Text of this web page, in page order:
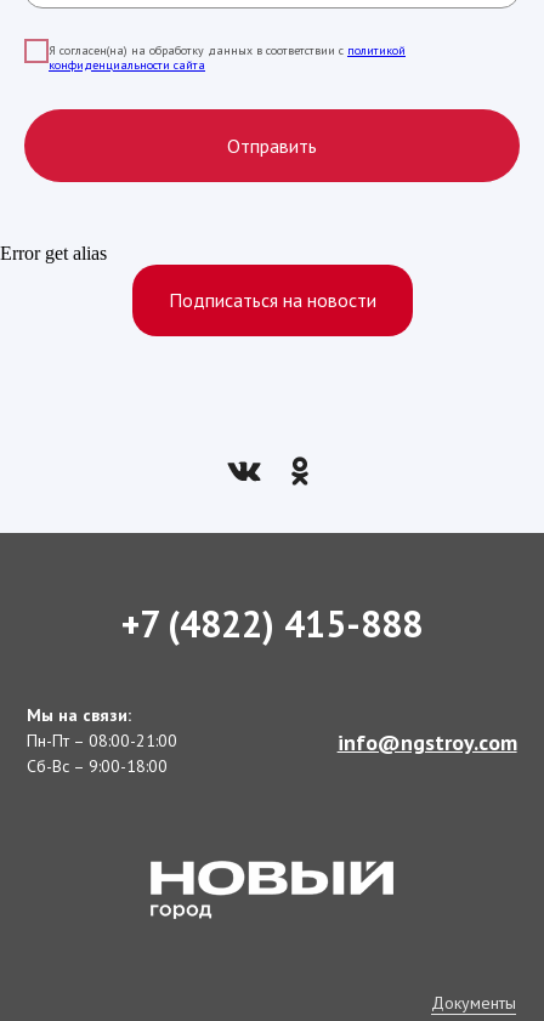
Я согласен(на) на обработку данных в соответствии с политикой
конфиденциальности сайта
Отправить
Error get alias
Подписаться на новости
+7 (4822) 415-888
Мы на связи:
Пн-Пт – 08:00-21:00
Сб-Вс – 9:00-18:00
info@ngstroy.com
Документы